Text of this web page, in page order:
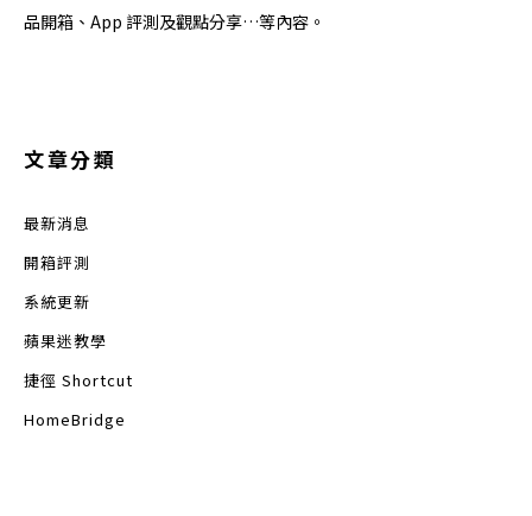
品開箱、App 評測及觀點分享…等內容。
文章分類
最新消息
開箱評測
系統更新
蘋果迷教學
捷徑 Shortcut
HomeBridge